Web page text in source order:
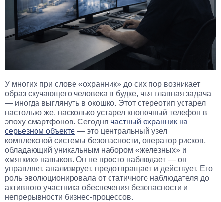
У многих при слове «охранник» до сих пор возникает
образ скучающего человека в будке, чья главная задача
— иногда выглянуть в окошко. Этот стереотип устарел
настолько же, насколько устарел кнопочный телефон в
эпоху смартфонов. Сегодня частный охранник на
серьезном объекте — это центральный узел
комплексной системы безопасности, оператор рисков,
обладающий уникальным набором «железных» и
«мягких» навыков. Он не просто наблюдает — он
управляет, анализирует, предотвращает и действует. Его
роль эволюционировала от статичного наблюдателя до
активного участника обеспечения безопасности и
непрерывности бизнес-процессов.